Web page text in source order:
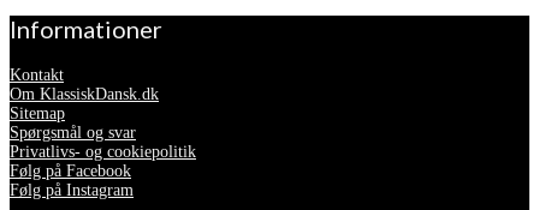
Informationer
Kontakt
Om KlassiskDansk.dk
Sitemap
Spørgsmål og svar
Privatlivs- og cookiepolitik
Følg på Facebook
Følg på Instagram